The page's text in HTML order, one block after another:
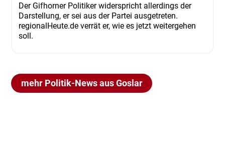
Der Gifhorner Politiker widerspricht allerdings der
Darstellung, er sei aus der Partei ausgetreten.
regionalHeute.de verrät er, wie es jetzt weitergehen
soll.
mehr Politik-News aus Goslar